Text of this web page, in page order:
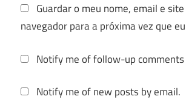
Guardar o meu nome, email e
navegador para a próxima vez que
Notify me of follow-up
Notify me of new posts by email.